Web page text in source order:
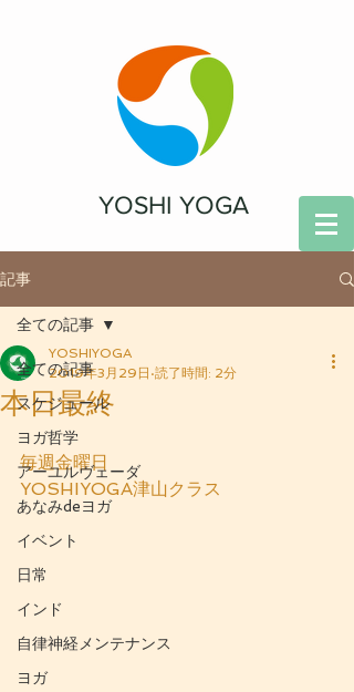
YOSHI YOGA
記事
全ての記事
スケジュール
ヨガ哲学
アーユルヴェーダ
あなみdeヨガ
イベント
日常
インド
自律神経メンテナンス
ヨガ
全ての記事
本日最終
YOSHIYOGA
2019年3月29日 読了時間: 2分
毎週金曜日
YOSHIYOGA津山クラス